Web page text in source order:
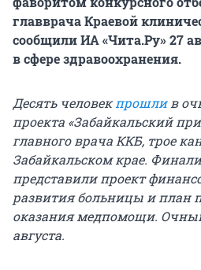
главврача Краевой
сообщили ИА «Чита.Ру» 27
в сфере здравоохранения.
Десять человек прошлив
проекта «Забайкальский
главного врача ККБ, трое
Забайкальском крае.
представили проект
развития больницы и план
оказания медпомощи.
августа.